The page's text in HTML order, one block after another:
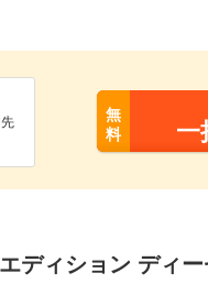
無
料
一
ディション ディ